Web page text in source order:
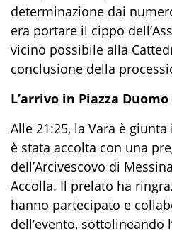
determinazione dai
era portare il cippo
vicino possibile alla
conclusione della
L’arrivo in Piazza
Alle 21:25, la Vara è
è stata accolta con una
dell’Arcivescovo di
Accolla. Il prelato ha
hanno partecipato e
dell’evento, sottolineando